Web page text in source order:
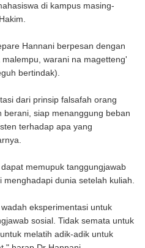
di kampus masing-
Hannani berpesan dengan
warani na magetteng'
bertindak).
dari prinsip falsafah orang
siap menanggung beban
terhadap apa yang
memupuk tanggungjawab
dunia setelah kuliah.
eksperimentasi untuk
sosial. Tidak semata untuk
melatih adik-adik untuk